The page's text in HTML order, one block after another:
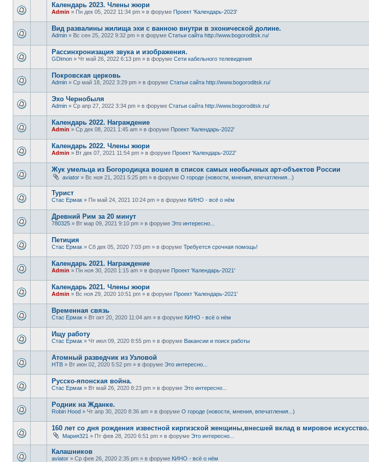
Календарь 2023. Члены жюри
Admin » Пн дек 05, 2022 11:34 pm » в форуме Проект 'Календарь-2023'
Вид развалины жилища эхи с ванною внутри в эхонической долине.
Admin » Вс сен 25, 2022 9:32 pm » в форуме Статьи сайта http://www.bogoroditsk.ru/
Рассинхронизация звука и изображения.
GDimon » Чт май 26, 2022 6:13 pm » в форуме Сети кабельного телевидения
Покровская церковь
Admin » Ср май 18, 2022 3:29 pm » в форуме Статьи сайта http://www.bogoroditsk.ru/
Эхо Чернобыля
Admin » Ср апр 27, 2022 3:34 pm » в форуме Статьи сайта http://www.bogoroditsk.ru/
Календарь 2022. Награждение
Admin » Ср дек 08, 2021 1:45 am » в форуме Проект 'Календарь-2022'
Календарь 2022. Члены жюри
Admin » Вт дек 07, 2021 11:54 pm » в форуме Проект 'Календарь-2022'
Жук умельца из Богородицка вошел в список самых необычных арт-объектов России
aviator » Вс ноя 21, 2021 5:25 pm » в форуме О городе (новости, мнения, впечатления...)
Турист
Стас Ермак » Пн май 24, 2021 10:24 pm » в форуме КИНО - всё о нём
Древний Рим за 20 минут
780325 » Вт мар 09, 2021 9:10 pm » в форуме Это интересно...
Петиция
Стас Ермак » Сб дек 05, 2020 7:03 pm » в форуме Требуется срочная помощь!
Календарь 2021. Награждение
Admin » Пн ноя 30, 2020 1:15 am » в форуме Проект 'Календарь-2021'
Календарь 2021. Члены жюри
Admin » Вс ноя 29, 2020 10:51 pm » в форуме Проект 'Календарь-2021'
Временная связь
Стас Ермак » Вт окт 20, 2020 11:04 am » в форуме КИНО - всё о нём
Ищу работу
Стас Ермак » Чт июл 09, 2020 8:55 pm » в форуме Вакансии и поиск работы
Атомный разведчик из Узловой
НТВ » Вт июн 02, 2020 5:52 pm » в форуме Это интересно...
Русско-японская война.
Стас Ермак » Вт май 26, 2020 8:23 pm » в форуме Это интересно...
Родник на Жданке.
Robin Hood » Чт апр 30, 2020 8:36 am » в форуме О городе (новости, мнения, впечатления...)
160 лет со дня рождения известной киргизской женщины,внесшей вклад в мировое искусство.
Мария321 » Пт фев 28, 2020 6:51 pm » в форуме Это интересно...
Калашников
aviator » Ср фев 26, 2020 2:35 pm » в форуме КИНО - всё о нём